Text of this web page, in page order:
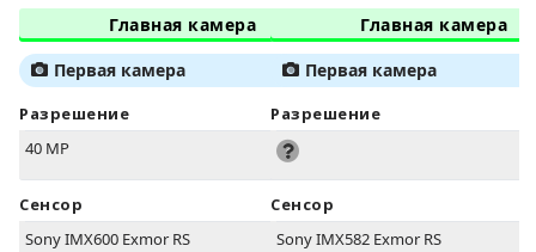
Главная камера
Первая камера
Разрешение
40 MP
Сенсор
Sony IMX600 Exmor RS
Главная камера
Первая камера
Разрешение
Сенсор
Sony IMX582 Exmor RS